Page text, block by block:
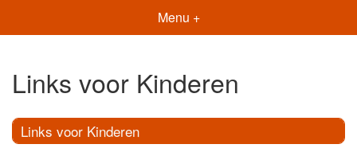
Menu +
Links voor Kinderen
Links voor Kinderen